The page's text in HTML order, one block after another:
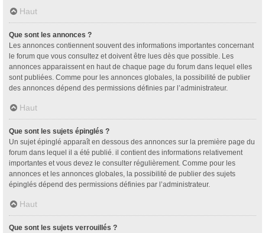
Haut
Que sont les annonces ?
Les annonces contiennent souvent des informations importantes concernant
le forum que vous consultez et doivent être lues dès que possible. Les
annonces apparaissent en haut de chaque page du forum dans lequel elles
sont publiées. Comme pour les annonces globales, la possibilité de publier
des annonces dépend des permissions définies par l’administrateur.
Haut
Que sont les sujets épinglés ?
Un sujet épinglé apparaît en dessous des annonces sur la première page du
forum dans lequel il a été publié. il contient des informations relativement
importantes et vous devez le consulter régulièrement. Comme pour les
annonces et les annonces globales, la possibilité de publier des sujets
épinglés dépend des permissions définies par l’administrateur.
Haut
Que sont les sujets verrouillés ?